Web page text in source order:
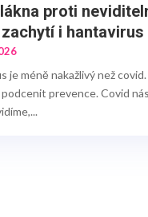
proti
i hantavirus
je méně nakažlivý než
prevence. Covid